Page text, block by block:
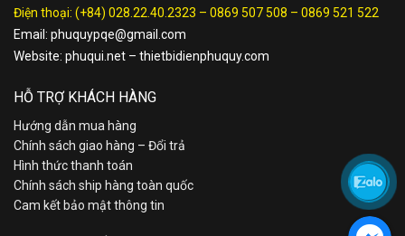
Điện thoại: (+84) 028.22.40.2323 – 0869 507 508 – 0869 521 522
Email: phuquypqe@gmail.com
Website: phuqui.net – thietbidienphuquy.com
HỖ TRỢ KHÁCH HÀNG
Hướng dẫn mua hàng
Chính sách giao hàng – Đổi trả
Hình thức thanh toán
Chính sách ship hàng toàn quốc
Cam kết bảo mật thông tin